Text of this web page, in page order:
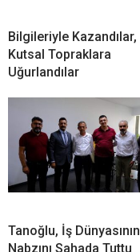
Bilgileriyle Kazandılar,
Kutsal Topraklara
Uğurlandılar
Tanoğlu, İş Dünyasının
Nabzını Sahada Tuttu